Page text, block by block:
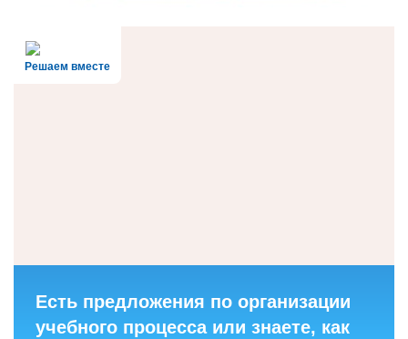
Решаем вместе
Есть предложения по организации
учебного процесса или знаете, как